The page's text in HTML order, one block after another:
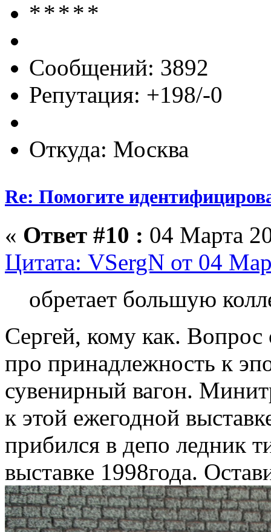
Сообщений: 3892
Репутация: +198/-0
Откуда: Москва
Re: Помогите
« Ответ #10 : 04 Марта
Цитата: VSergN от 04
обретает большую
Сергей, кому как. Вопрос
про принадлежность к
сувенирный вагон.
к этой ежегодной
прибился в депо ледник
выставке 1998года.